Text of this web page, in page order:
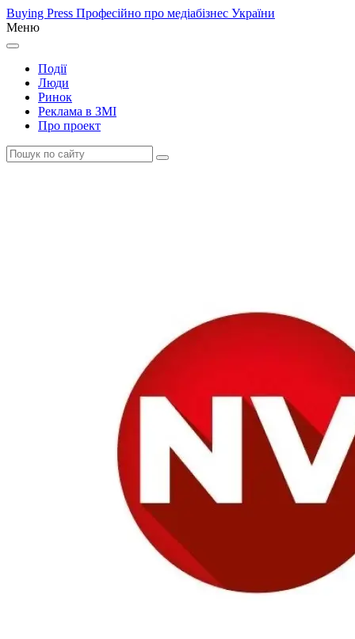
Buying Press Професійно про медіабізнес України
Меню
Події
Люди
Ринок
Реклама в ЗМІ
Про проект